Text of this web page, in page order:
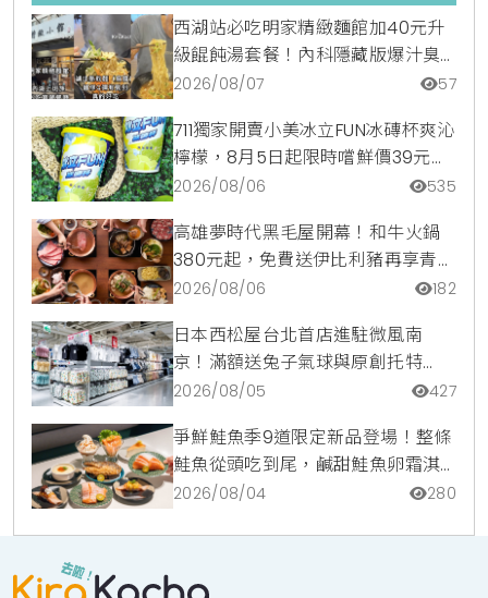
西湖站必吃明家精緻麵館加40元升
級餛飩湯套餐！內科隱藏版爆汁臭
豆腐麵與牛肉麵疙瘩平價攻略
2026/08/07 57
711獨家開賣小美冰立FUN冰磚杯爽沁
檸檬，8月5日起限時嚐鮮價39元特
調咖啡氣泡水超讚
2026/08/06 535
高雄夢時代黑毛屋開幕！和牛火鍋
380元起，免費送伊比利豬再享青森
蘋果冰淇淋加購價。
2026/08/06 182
日本西松屋台北首店進駐微風南
京！滿額送兔子氣球與原創托特
包，指定夏裝享8折優惠
2026/08/05 427
爭鮮鮭魚季9道限定新品登場！整條
鮭魚從頭吃到尾，鹹甜鮭魚卵霜淇
淋開吃，滿額再送限量鮭魚造型扇
2026/08/04 280